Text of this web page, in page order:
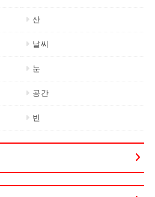
산
날씨
눈
공간
빈